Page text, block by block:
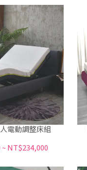
電動調整床組
~NT$234,000